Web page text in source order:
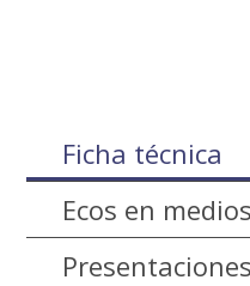
Ficha técnica
Ecos en medios
Presentaciones